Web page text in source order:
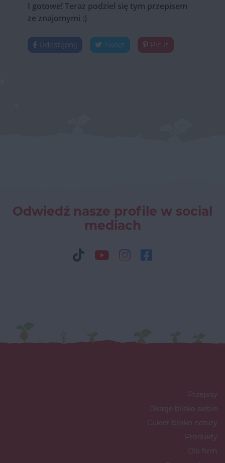
I gotowe! Teraz podziel się tym przepisem
ze znajomymi :)
Udostępnij Tweet Pin it
Odwiedź nasze profile w social
mediach
Przepisy
Okazje blisko siebie
Cukier blisko natury
Produkty
Dla firm